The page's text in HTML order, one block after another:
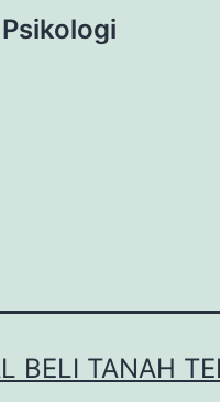
BELI TANAH